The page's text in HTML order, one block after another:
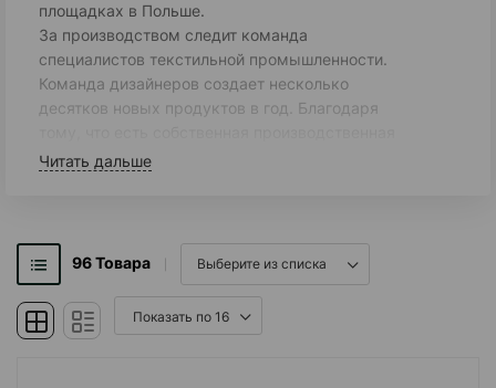
площадках в Польше.
За производством следит команда
специалистов текстильной промышленности.
Команда дизайнеров создает несколько
десятков новых продуктов в год. Благодаря
линия и огромные складские площади.
Цель компании - обеспечить владельцам
домашних животных комфорт и безопасность,
а домашним животным - комфорт и
развлечения.
Читать дальше
96Товара